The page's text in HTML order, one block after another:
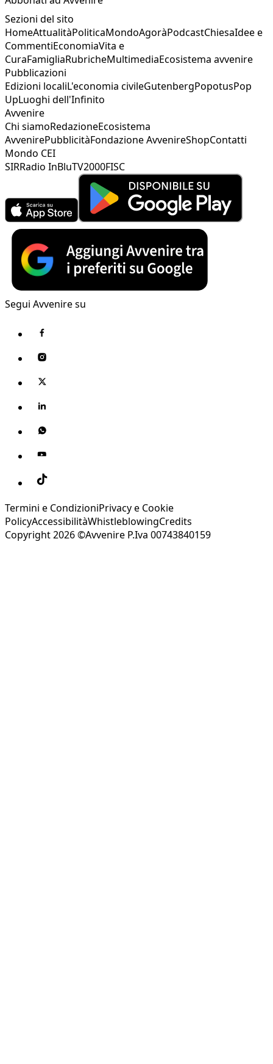
Sezioni del sito
HomeAttualitàPoliticaMondoAgoràPodcastChiesaIdee e
CommentiEconomiaVita e
CuraFamigliaRubricheMultimediaEcosistema avvenire
Pubblicazioni
Edizioni localiL'economia civileGutenbergPopotusPop
UpLuoghi dell'Infinito
Avvenire
Chi siamoRedazioneEcosistema
AvvenirePubblicitàFondazione AvvenireShopContatti
Mondo CEI
SIRRadio InBluTV2000FISC
Segui Avvenire su
Termini e CondizioniPrivacy e Cookie
PolicyAccessibilitàWhistleblowingCredits
Copyright 2026 ©Avvenire P.Iva 00743840159